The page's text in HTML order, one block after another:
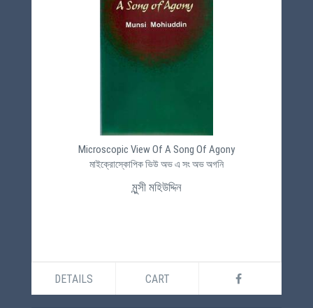
Microscopic View Of A Song Of Agony
মাইক্রোস্কোপিক ভিউ অভ এ সং অভ অগনি
মুন্সী মহিউদ্দিন
DETAILS CART